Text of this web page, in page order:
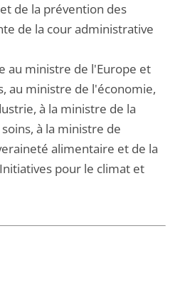
de la prévention des
de la cour administrative
au ministre de l'Europe et
au ministre de l'économie,
à la ministre de la
à la ministre de
alimentaire et de la
pour le climat et